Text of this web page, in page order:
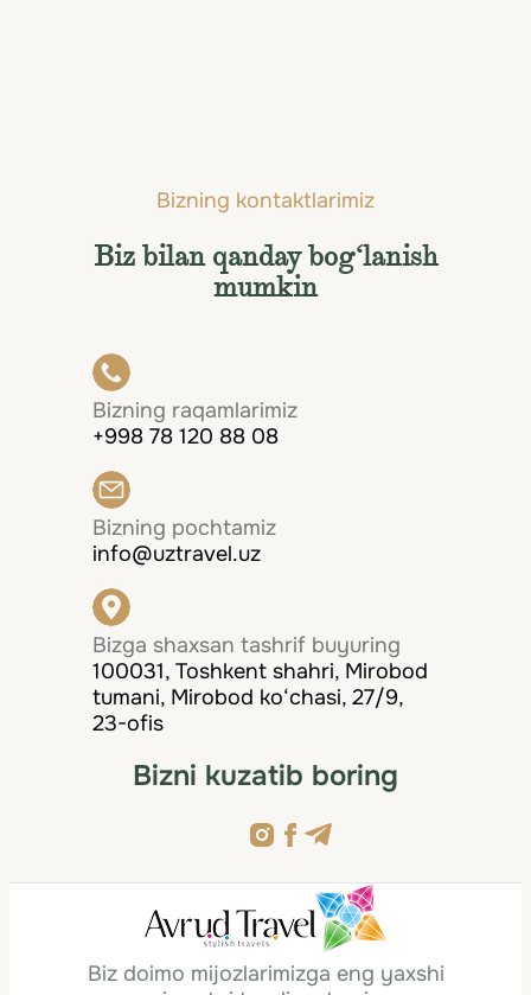
Bizning kontaktlarimiz
Biz bilan qanday bog‘lanish
mumkin
Bizning raqamlarimiz
+998 78 120 88 08
Bizning pochtamiz
info@uztravel.uz
Bizga shaxsan tashrif buyuring
100031, Toshkent shahri, Mirobod
tumani, Mirobod ko‘chasi, 27/9,
23-ofis
Bizni kuzatib boring
Biz doimo mijozlarimizga eng yaxshi